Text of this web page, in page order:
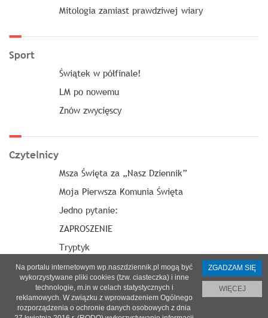
Mitologia zamiast prawdziwej wiary
Sport
Świątek w półfinale!
LM po nowemu
Znów zwycięscy
Czytelnicy
Msza Święta za „Nasz Dziennik”
Moja Pierwsza Komunia Święta
Jedno pytanie:
ZAPROSZENIE
Tryptyk
O nas| Reklama|Prenumerata|
Na portalu internetowym wp.naszdziennik.pl mogą być
wykorzystywane pliki cookies (tzw. ciasteczka) i inne
technologie, m.in w celach statystycznych i
reklamowych. W związku z wprowadzeniem Ogólnego
rozporządzenia o ochronie danych osobowych z dnia
ZGADZAM SIĘ
WIĘCEJ